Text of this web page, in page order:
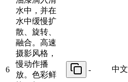
6
水中，并在
水中缓慢扩
散、旋转、
融合。高速
摄影风格，
慢动作播
放。色彩鲜
- 中文